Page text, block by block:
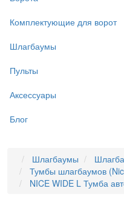
Комплектующие для ворот
Шлагбаумы
Пульты
Аксессуары
Блог
Шлагбаумы
Тумбы шлагбаумов
NICE WIDE L Тумба